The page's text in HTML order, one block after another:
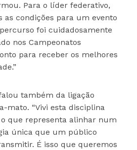
Para o líder federativo,
as condições para um evento
foi cuidadosamente
nos Campeonatos
para receber os melhores
também da ligação
mato. “Vivi esta disciplina
que representa alinhar num
única que um público
É isso que queremos